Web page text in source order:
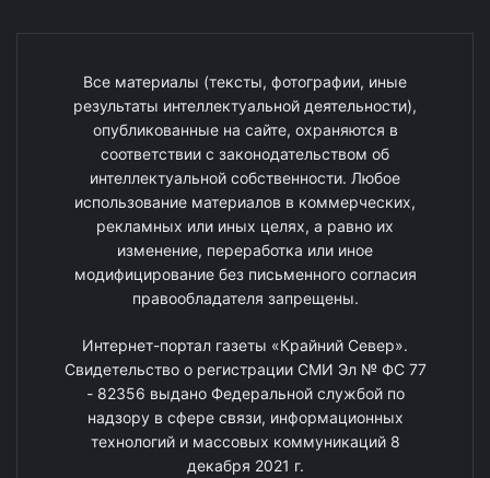
Все материалы (тексты, фотографии, иные
результаты интеллектуальной деятельности),
опубликованные на сайте, охраняются в
соответствии с законодательством об
интеллектуальной собственности. Любое
использование материалов в коммерческих,
рекламных или иных целях, а равно их
изменение, переработка или иное
модифицирование без письменного согласия
правообладателя запрещены.
Интернет-портал газеты «Крайний Север».
Свидетельство о регистрации СМИ Эл № ФС 77
- 82356 выдано Федеральной службой по
надзору в сфере связи, информационных
технологий и массовых коммуникаций 8
декабря 2021 г.